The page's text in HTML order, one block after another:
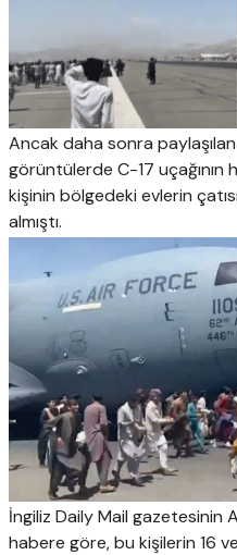
Ancak daha sonra
görüntülerde C-17 uçağının
kişinin bölgedeki evlerin
almıştı.
İngiliz Daily Mail gazetesinin
habere göre, bu kişilerin 16